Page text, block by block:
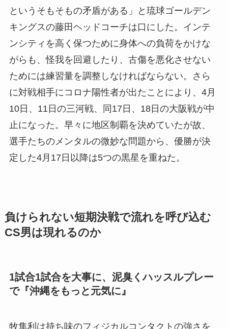
というそもそもの矛盾がある」と琉球ゴールデン
キングスの藤田ヘッドコーチは口にした。インテ
ンシティを高く保つために身体への負荷をかけな
がらも、怪我を回避したり、古傷を悪化させない
ためには練習量を調整しなければならない。さら
に対戦相手にコロナ陽性者が出たことにより、4月
10日、11日の三河戦、同17日、18日の大阪戦が中
止になった。早々に地区制覇を決めていたが故、
選手たちのメンタルの微妙な問題から、優勝が決
定した4月17日以降は5つの黒星を重ねた。
負けられない短期決戦で流れを呼び込む
CS男は現れるのか
1試合1試合を大事に、泥臭くハッスルプレー
で『沖縄をもっと元気に』
牧隼利は持ち味のフィジカルコンタクトの強さを